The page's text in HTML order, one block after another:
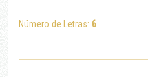
Número de Letras:6